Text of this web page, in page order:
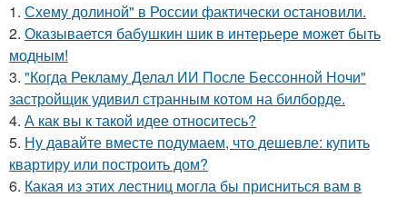
1. Схему долиной" в России фактически остановили.
2. Оказывается бабушкин шик в интерьере может быть
модным!
3. "Когда Рекламу Делал ИИ После Бессонной Ночи"
застройщик удивил странным котом на билборде.
4. А как вы к такой идее относитесь?
5. Ну давайте вместе подумаем, что дешевле: купить
квартиру или построить дом?
6. Какая из этих лестниц могла бы присниться вам в